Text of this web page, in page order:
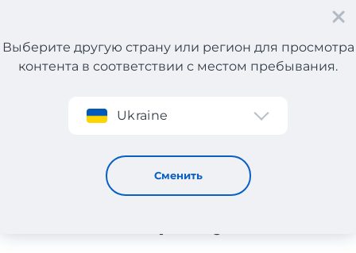
Регистрация
Выберите другую страну или регион для просмотра
контента в соответствии с местом пребывания.
Ukraine
Сменить
Компьютеры и ноутбуки из Канады с доставкой в
Украину
Компьютеры и ноутбуки из
Канады с доставкой в